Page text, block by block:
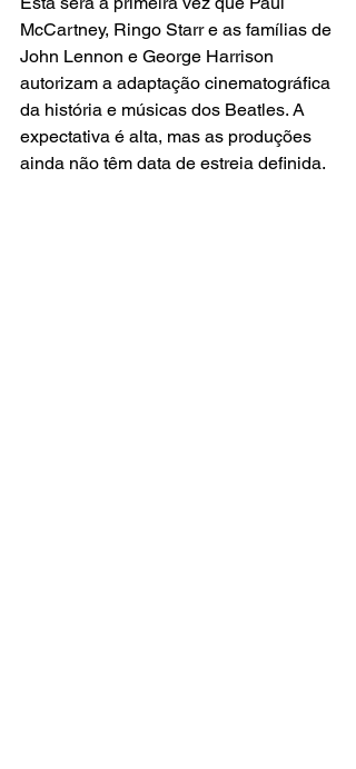
McCartney, Ringo Starr e as famílias de
John Lennon e George Harrison
autorizam a adaptação cinematográfica
da história e músicas dos Beatles. A
expectativa é alta, mas as produções
ainda não têm data de estreia definida.